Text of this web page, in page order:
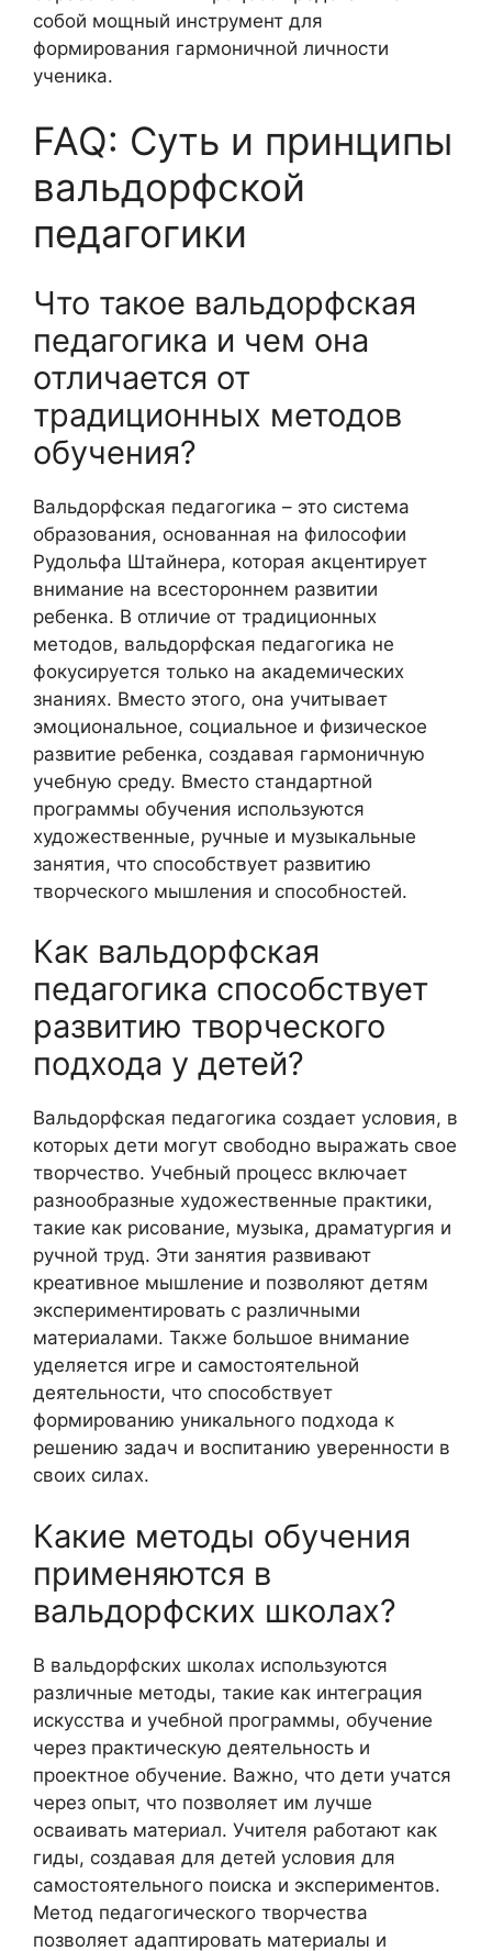
собой мощный инструмент для
формирования гармоничной личности
ученика.
FAQ: Суть и принципы
вальдорфской
педагогики
Что такое вальдорфская
педагогика и чем она
отличается от
традиционных методов
обучения?
Вальдорфская педагогика – это система
образования, основанная на философии
Рудольфа Штайнера, которая акцентирует
внимание на всестороннем развитии
ребенка. В отличие от традиционных
методов, вальдорфская педагогика не
фокусируется только на академических
знаниях. Вместо этого, она учитывает
эмоциональное, социальное и физическое
развитие ребенка, создавая гармоничную
учебную среду. Вместо стандартной
программы обучения используются
художественные, ручные и музыкальные
занятия, что способствует развитию
творческого мышления и способностей.
Как вальдорфская
педагогика способствует
развитию творческого
подхода у детей?
Вальдорфская педагогика создает условия, в
которых дети могут свободно выражать свое
творчество. Учебный процесс включает
разнообразные художественные практики,
такие как рисование, музыка, драматургия и
ручной труд. Эти занятия развивают
креативное мышление и позволяют детям
экспериментировать с различными
материалами. Также большое внимание
уделяется игре и самостоятельной
деятельности, что способствует
формированию уникального подхода к
решению задач и воспитанию уверенности в
своих силах.
Какие методы обучения
применяются в
вальдорфских школах?
В вальдорфских школах используются
различные методы, такие как интеграция
искусства и учебной программы, обучение
через практическую деятельность и
проектное обучение. Важно, что дети учатся
через опыт, что позволяет им лучше
осваивать материал. Учителя работают как
гиды, создавая для детей условия для
самостоятельного поиска и экспериментов.
Метод педагогического творчества
позволяет адаптировать материалы и